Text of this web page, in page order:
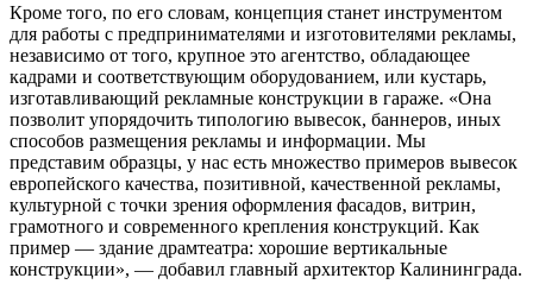
Кроме того, по его словам, концепция станет инструментом
для работы с предпринимателями и изготовителями рекламы,
независимо от того, крупное это агентство, обладающее
кадрами и соответствующим оборудованием, или кустарь,
изготавливающий рекламные конструкции в гараже. «Она
позволит упорядочить типологию вывесок, баннеров, иных
способов размещения рекламы и информации. Мы
представим образцы, у нас есть множество примеров вывесок
европейского качества, позитивной, качественной рекламы,
культурной с точки зрения оформления фасадов, витрин,
грамотного и современного крепления конструкций. Как
пример — здание драмтеатра: хорошие вертикальные
конструкции», — добавил главный архитектор Калининграда.